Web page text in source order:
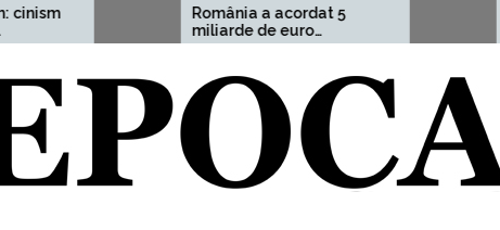
România a acordat 5
miliarde de euro
Ucrainei, adică 1,5% din
Aleksandr
este mai
probabil.
trebui să
luptă a
tuturor”